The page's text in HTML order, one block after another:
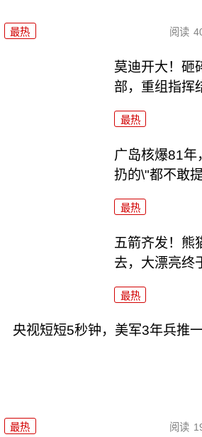
最热 阅读
莫迪开大！砸
部，重组指挥
最热
广岛核爆81年
扔的\"都不敢提
最热
五箭齐发！熊
去，大漂亮终
最热
央视短短5秒钟，美军3年兵推
最热 阅读